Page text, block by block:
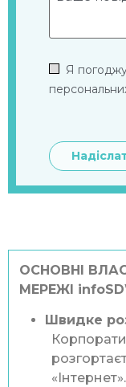
ОСНОВНІ
МЕРЕЖІ
Швидке